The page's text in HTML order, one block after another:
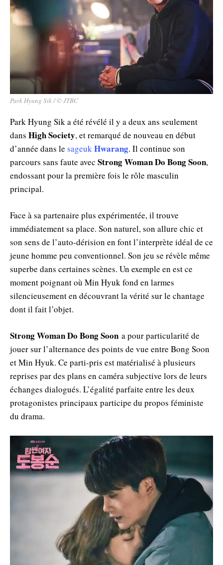
Park Hyung Sik / © JTBC
Park Hyung Sik a été révélé il y a deux ans seulement
dans High Society, et remarqué de nouveau en début
d’année dans le sageukHwarang. Il continue son
parcours sans faute avec Strong Woman Do Bong Soon,
endossant pour la première fois le rôle masculin
principal.
Face à sa partenaire plus expérimentée, il trouve
immédiatement sa place. Son naturel, son allure chic et
son sens de l’auto-dérision en font l’interprète idéal de ce
jeune homme peu conventionnel. Son jeu se révèle même
superbe dans certaines scènes. Un exemple en est ce
moment poignant où Min Hyuk fond en larmes
silencieusement en découvrant la vérité sur le chantage
dont il fait l’objet.
Strong Woman Do Bong Soon a pour particularité de
jouer sur l’alternance des points de vue entre Bong Soon
et Min Hyuk. Ce parti-pris est matérialisé à plusieurs
reprises par des plans en caméra subjective lors de leurs
échanges dialogués. L’égalité parfaite entre les deux
protagonistes principaux participe du propos féministe
du drama.